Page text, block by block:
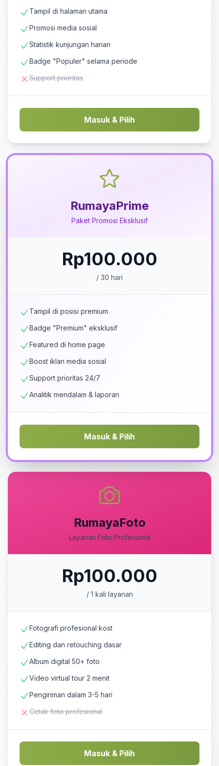
Tampil di halaman utama
Promosi media sosial
Statistik kunjungan harian
Badge "Populer" selama periode
Support prioritas
Masuk & Pilih
RumayaPrime
Paket Promosi Eksklusif
Rp100.000
/ 30 hari
Tampil di posisi premium
Badge "Premium" eksklusif
Featured di home page
Boost iklan media sosial
Support prioritas 24/7
Analitik mendalam & laporan
Masuk & Pilih
RumayaFoto
Layanan Foto Profesional
Rp100.000
/ 1 kali layanan
Fotografi profesional kost
Editing dan retouching dasar
Album digital 50+ foto
Video virtual tour 2 menit
Pengiriman dalam 3-5 hari
Cetak foto profesional
Masuk & Pilih